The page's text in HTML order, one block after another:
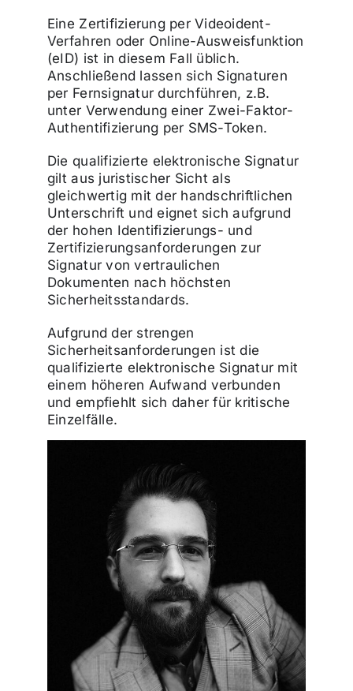
Eine Zertifizierung per Videoident-
Verfahren oder Online-Ausweisfunktion
(eID) ist in diesem Fall üblich.
Anschließend lassen sich Signaturen
per Fernsignatur durchführen, z.B.
unter Verwendung einer Zwei-Faktor-
Authentifizierung per SMS-Token.
Die qualifizierte elektronische Signatur
gilt aus juristischer Sicht als
gleichwertig mit der handschriftlichen
Unterschrift und eignet sich aufgrund
der hohen Identifizierungs- und
Zertifizierungsanforderungen zur
Signatur von vertraulichen
Dokumenten nach höchsten
Sicherheitsstandards.
Aufgrund der strengen
Sicherheitsanforderungen ist die
qualifizierte elektronische Signatur mit
einem höheren Aufwand verbunden
und empfiehlt sich daher für kritische
Einzelfälle.